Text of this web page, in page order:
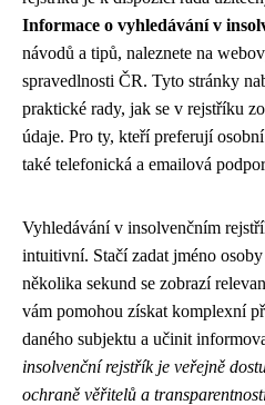
Informace o vyhledávání v
návodů a tipů, naleznete na
spravedlnosti ČR. Tyto stránky
praktické rady, jak se v rejstříku
údaje. Pro ty, kteří preferují
také telefonická a emailová
Vyhledávání v insolvenčním
intuitivní. Stačí zadat jméno
několika sekund se zobrazí
vám pomohou získat komplexní
daného subjektu a učinit
insolvenční rejstřík je veřejně
ochraně věřitelů a